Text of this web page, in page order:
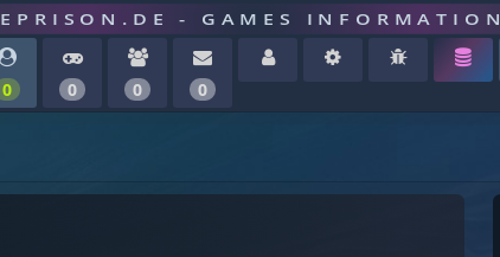
EPRISON.DE - GAMES INFORMATION
0 0 0 0